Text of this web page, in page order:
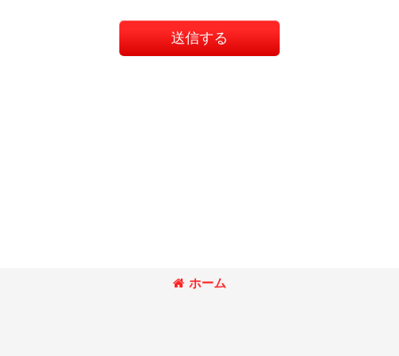
送信する
ホーム